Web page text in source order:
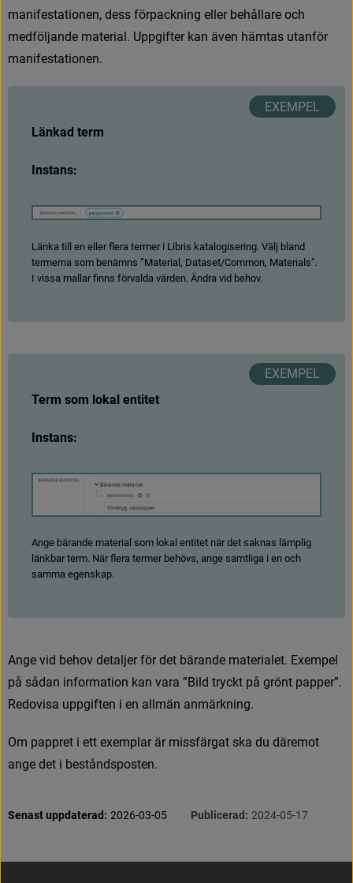
manifestationen, dess förpackning eller behållare och
medföljande material. Uppgifter kan även hämtas utanför
manifestationen.
Länkad term
Instans:
Länka till en eller flera termer i Libris katalogisering. Välj bland
termerna som benämns ”Material, Dataset/Common, Materials".
I vissa mallar finns förvalda värden. Ändra vid behov.
Term som lokal entitet
Instans:
Ange bärande material som lokal entitet när det saknas lämplig
länkbar term. När flera termer behövs, ange samtliga i en och
samma egenskap.
Ange vid behov deta jer för det bärande materia et. Exempe
på sådan information kan vara ” Bi d tryckt på grönt papper”.
Redovisa uppgiften i en a män anmärkning.
Om pappret i ett exemp ar är missfärgat ska du däremot
ange det i beståndsposten.
Sidinformation
Senast uppdaterad: 2026-03-05 Publicerad: 2024-05-17